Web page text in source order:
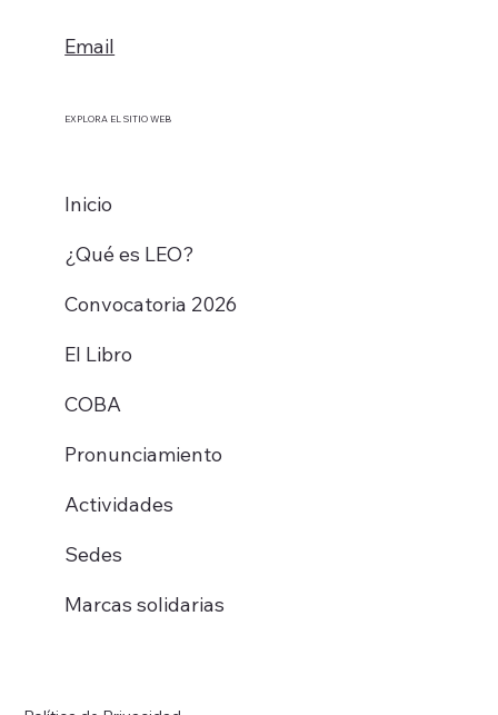
EXPLORA EL SITIO WEB
Inicio
¿Qué es LEO?
Convocatoria 2026
El Libro
COBA
Pronunciamiento
Actividades
Sedes
Marcas solidarias
Email